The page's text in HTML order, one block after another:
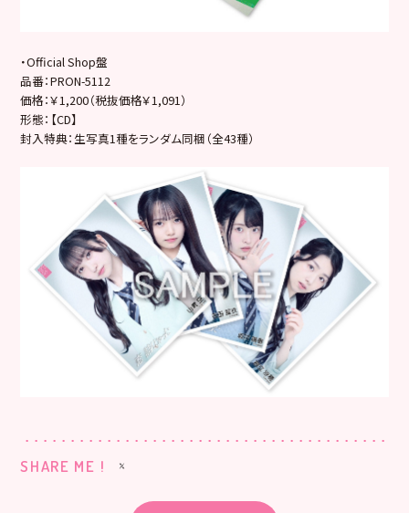
・Official Shop盤
品番：PRON-5112
価格：￥1,200（税抜価格￥1,091）
形態：【CD】
封入特典：生写真1種をランダム同梱（全43種）
SHARE ME !